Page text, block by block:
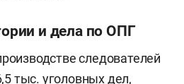
и дела по ОПГ
следователей
тыс. уголовных дел,